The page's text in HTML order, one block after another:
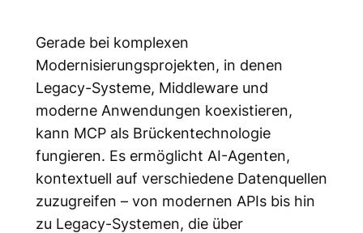
Gerade bei komplexen
Modernisierungsprojekten, in denen
Legacy-Systeme, Middleware und
moderne Anwendungen koexistieren,
kann MCP als Brückentechnologie
fungieren. Es ermöglicht AI-Agenten,
kontextuell auf verschiedene Datenquellen
zuzugreifen – von modernen APIs bis hin
zu Legacy-Systemen, die über